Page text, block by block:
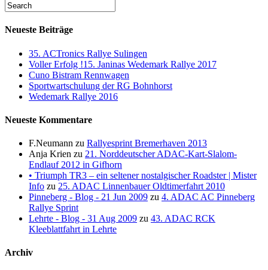
Neueste Beiträge
35. ACTronics Rallye Sulingen
Voller Erfolg !15. Janinas Wedemark Rallye 2017
Cuno Bistram Rennwagen
Sportwartschulung der RG Bohnhorst
Wedemark Rallye 2016
Neueste Kommentare
F.Neumann zu Rallyesprint Bremerhaven 2013
Anja Krien zu 21. Norddeutscher ADAC-Kart-Slalom-
Endlauf 2012 in Gifhorn
• Triumph TR3 – ein seltener nostalgischer Roadster | Mister
Info zu 25. ADAC Linnenbauer Oldtimerfahrt 2010
Pinneberg - Blog - 21 Jun 2009 zu 4. ADAC AC Pinneberg
Rallye Sprint
Lehrte - Blog - 31 Aug 2009 zu 43. ADAC RCK
Kleeblattfahrt in Lehrte
Archiv